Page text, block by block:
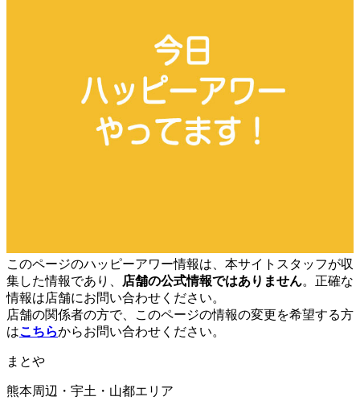
このページのハッピーアワー情報は、本サイトスタッフが収
集した情報であり、
店舗の公式情報ではありません。正確な
情報は店舗にお問い合わせください。
店舗の関係者の方で、このページの情報の変更を希望する方
はこちらからお問い合わせください。
まとや
熊本周辺・宇土・山都エリア